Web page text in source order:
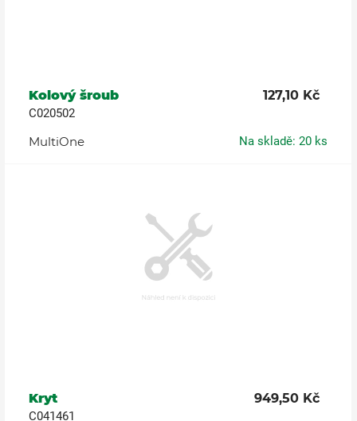
Kolový šroub 127,10 Kč
C020502
MultiOne Na skladě: 20 ks
Kryt 949,50 Kč
C041461